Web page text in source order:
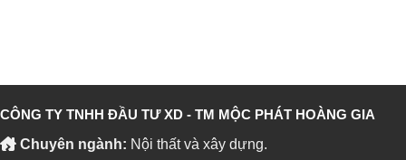
CÔNG TY TNHH ĐẦU TƯ XD - TM MỘC PHÁT HOÀNG GIA
Chuyên ngành: Nội thất và xây dựng.